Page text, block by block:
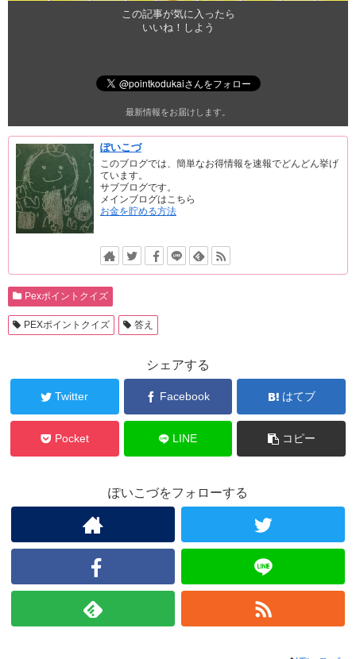
この記事が気に入ったら
いいね！しよう
最新情報をお届けします。
ぽいこづ
このブログでは、簡単なお得情報を速報でどんどん挙げ
ています。
サブブログです。
メインブログはこちら
お金を貯める方法
Pexポイントクイズ
PEXポイントクイズ 答え
シェアする
Twitter Facebook はてブ
Pocket LINE コピー
ぽいこづをフォローする